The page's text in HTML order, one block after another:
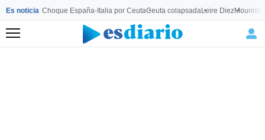
Es noticia Choque España-Italia por CeutaCeuta colapsadaLeire Diez
Menú